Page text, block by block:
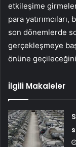
etkileşime
para
son dönemlerde
gerçekleşmeye
önüne
İlgili Makaleler